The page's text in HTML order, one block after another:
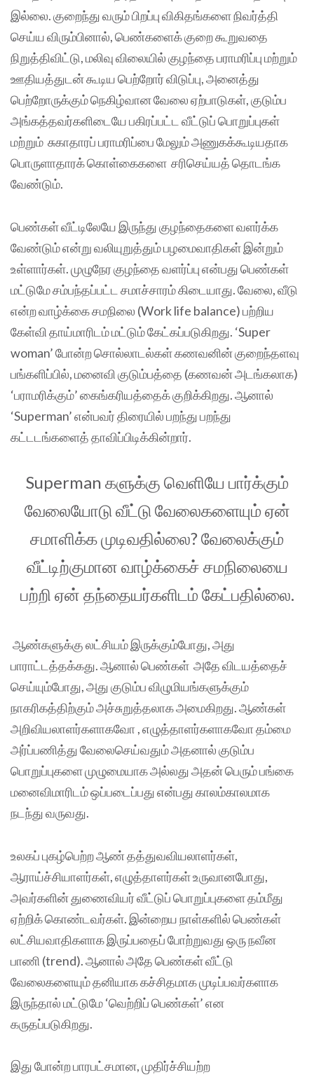
இல்லை. குறைந்து வரும் பிறப்பு விகிதங்களை நிவர்த்தி
செய்ய விரும்பினால், பெண்களைக் குறை கூறுவதை
நிறுத்திவிட்டு, மலிவு விலையில் குழந்தை பராமரிப்பு மற்றும்
ஊதியத்துடன் கூடிய பெற்றோர் விடுப்பு, அனைத்து
பெற்றோருக்கும் நெகிழ்வான வேலை ஏற்பாடுகள், குடும்ப
அங்கத்தவர்களிடையே பகிரப்பட்ட வீட்டுப் பொறுப்புகள்
மற்றும் சுகாதாரப் பராமரிப்பை மேலும் அணுகக்கூடியதாக
பொருளாதாரக் கொள்கைகளை சரிசெய்யத் தொடங்க
வேண்டும்.
பெண்கள் வீட்டிலேயே இருந்து குழந்தைகளை வளர்க்க
வேண்டும் என்று வலியுறுத்தும் பழமைவாதிகள் இன்றும்
உள்ளார்கள். முழுநேர குழந்தை வளர்ப்பு என்பது பெண்கள்
மட்டுமே சம்பந்தப்பட்ட சமாச்சாரம் கிடையாது. வேலை, வீடு
என்ற வாழ்க்கை சமநிலை (Work life balance) பற்றிய
கேள்வி தாய்மாரிடம் மட்டும் கேட்கப்படுகிறது. ‘Super
woman’ போன்ற சொல்லாடல்கள் கணவனின் குறைந்தளவு
பங்களிப்பில், மனைவி குடும்பத்தை (கணவன் அடங்கலாக)
‘பராமரிக்கும்’ கைங்கரியத்தைக் குறிக்கிறது. ஆனால்
‘Superman’ என்பவர் திரையில் பறந்து பறந்து
கட்டடங்களைத் தாவிப்பிடிக்கின்றார்.
Superman களுக்கு வெளியே பார்க்கும்
வேலையோடு வீட்டு வேலைகளையும் ஏன்
சமாளிக்க முடிவதில்லை? வேலைக்கும்
வீட்டிற்குமான வாழ்க்கைச் சமநிலையை
பற்றி ஏன் தந்தையர்களிடம் கேட்பதில்லை.
ஆண்களுக்கு லட்சியம் இருக்கும்போது, ​​அது
பாராட்டத்தக்கது. ஆனால் பெண்கள் அதே விடயத்தைச்
செய்யும்போது, ​​அது குடும்ப விழுமியங்களுக்கும்
நாகரிகத்திற்கும் அச்சுறுத்தலாக அமைகிறது. ஆண்கள்
அறிவியலாளர்களாகவோ , எழுத்தாளர்களாகவோ தம்மை
அர்ப்பணித்து வேலைசெய்வதும் அதனால் குடும்ப
பொறுப்புகளை முழுமையாக அல்லது அதன் பெரும் பங்கை
மனைவிமாரிடம் ஒப்படைப்பது என்பது காலம்காலமாக
நடந்து வருவது.
உலகப் புகழ்பெற்ற ஆண் தத்துவவியலாளர்கள்,
ஆராய்ச்சியாளர்கள், எழுத்தாளர்கள் உருவானபோது,
அவர்களின் துணைவியர் வீட்டுப் பொறுப்புகளை தம்மீது
ஏற்றிக் கொண்டவர்கள். இன்றைய நாள்களில் பெண்கள்
லட்சியவாதிகளாக இருப்பதைப் போற்றுவது ஒரு நவீன
பாணி (trend). ஆனால் அதே பெண்கள் வீட்டு
வேலைகளையும் தனியாக கச்சிதமாக முடிப்பவர்களாக
இருந்தால் மட்டுமே ‘வெற்றிப் பெண்கள்’ என
கருதப்படுகிறது.
இது போன்ற பாரபட்சமான, முதிர்ச்சியற்ற